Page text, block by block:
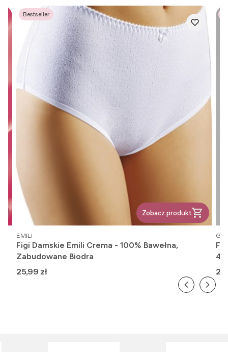
Bestseller
Zobacz produkt
PRODUCENT
EMILI
Figi Damskie Emili Crema - 100% Bawełna,
Zabudowane Biodra
Cena
25,99 zł